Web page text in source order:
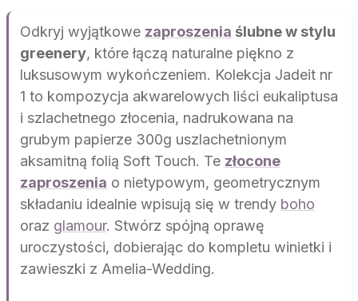
Odkryj wyjątkowe zaproszenia ślubne w stylu
greenery, które łączą naturalne piękno z
luksusowym wykończeniem. Kolekcja Jadeit nr
1 to kompozycja akwarelowych liści eukaliptusa
i szlachetnego złocenia, nadrukowana na
grubym papierze 300g uszlachetnionym
aksamitną folią Soft Touch. Te złocone
zaproszenia o nietypowym, geometrycznym
składaniu idealnie wpisują się w trendy boho
oraz glamour. Stwórz spójną oprawę
uroczystości, dobierając do kompletu winietki i
zawieszki z Amelia-Wedding.